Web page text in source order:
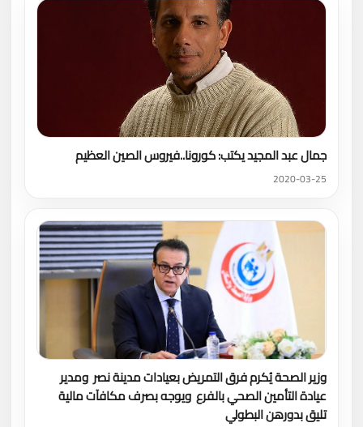
جمال عبد المجيد يكتب: كورونا..فيروس الصين العظيم
2020-03-25
وزير الصحة يُكرم فرق التمريض بعيادات مدينة نصر ومدير
عيادة التأمين الصحي بالفرع ويوجه بصرف مكافآت مالية
تليق بدورهن البطولي